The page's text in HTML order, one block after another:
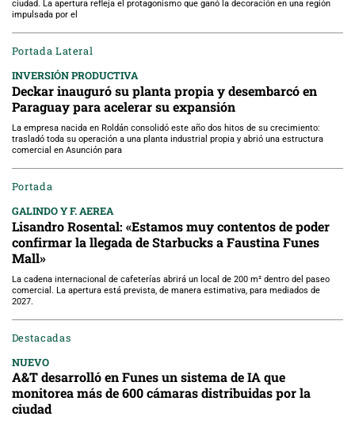
ciudad. La apertura refleja el protagonismo que ganó la decoración en una región
impulsada por el
Portada Lateral
INVERSIÓN PRODUCTIVA
Deckar inauguró su planta propia y desembarcó en
Paraguay para acelerar su expansión
La empresa nacida en Roldán consolidó este año dos hitos de su crecimiento:
trasladó toda su operación a una planta industrial propia y abrió una estructura
comercial en Asunción para
Portada
GALINDO Y F. AEREA
Lisandro Rosental: «Estamos muy contentos de poder
confirmar la llegada de Starbucks a Faustina Funes
Mall»
La cadena internacional de cafeterías abrirá un local de 200 m² dentro del paseo
comercial. La apertura está prevista, de manera estimativa, para mediados de
2027.
Destacadas
NUEVO
A&T desarrolló en Funes un sistema de IA que
monitorea más de 600 cámaras distribuidas por la
ciudad